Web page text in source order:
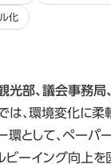
化
光部、議会事務局
、環境変化に柔
環として、ペー
ビーイング向上を